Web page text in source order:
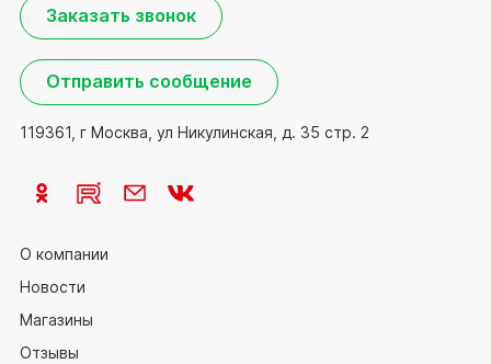
О компании
Новости
Магазины
Отзывы
Заказать звонок
Отправить сообщение
119361, г Москва, ул Никулинская, д. 35 стр. 2